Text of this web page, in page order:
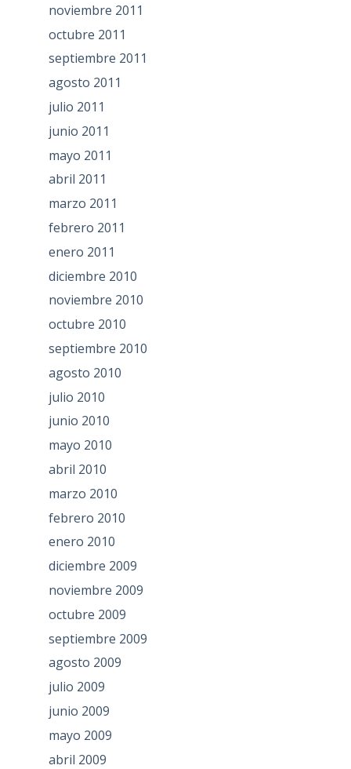
noviembre 2011
octubre 2011
septiembre 2011
agosto 2011
julio 2011
junio 2011
mayo 2011
abril 2011
marzo 2011
febrero 2011
enero 2011
diciembre 2010
noviembre 2010
octubre 2010
septiembre 2010
agosto 2010
julio 2010
junio 2010
mayo 2010
abril 2010
marzo 2010
febrero 2010
enero 2010
diciembre 2009
noviembre 2009
octubre 2009
septiembre 2009
agosto 2009
julio 2009
junio 2009
mayo 2009
abril 2009